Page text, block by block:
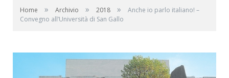
Home » Archivio » 2018 »
Anche io parlo italiano! –
Convegno all’Università di San Gallo